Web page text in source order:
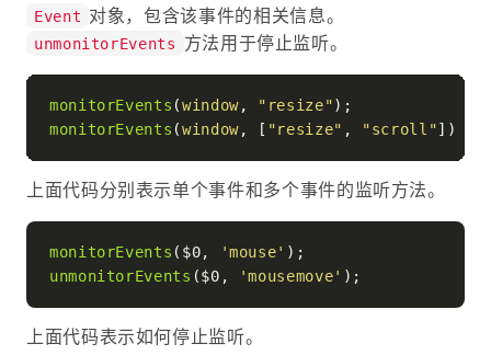
Event 对象，包含该事件的相关信息。
unmonitorEvents 方法用于停止监听。
monitorEvents (window, "resize"
monitorEvents (window, [ "resize" , "scroll"
上面代码分别表示单个事件和多个事件的监听方法。
monitorEvents ($0, 'mouse'
unmonitorEvents ($0, 'mousemove'
上面代码表示如何停止监听。